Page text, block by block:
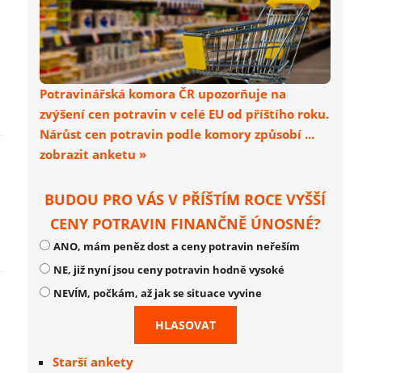
Potravinářská komora ČR upozorňuje na
zvýšení cen potravin v celé EU od příštího roku.
Nárůst cen potravin podle komory způsobí ...
zobrazit anketu »
BUDOU PRO VÁS V PŘÍŠTÍM ROCE VYŠŠÍ
CENY POTRAVIN FINANČNĚ ÚNOSNÉ?
ANO, mám peněz dost a ceny potravin neřeším
NE, již nyní jsou ceny potravin hodně vysoké
NEVÍM, počkám, až jak se situace vyvine
Starší ankety